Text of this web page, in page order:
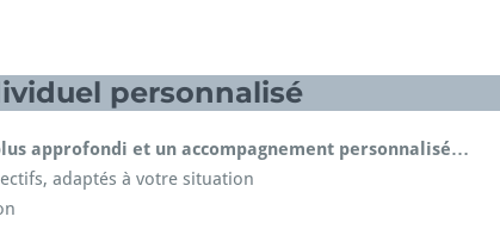
personnalisé
approfondi et un accompagnement personnalisé…
adaptés à votre situation